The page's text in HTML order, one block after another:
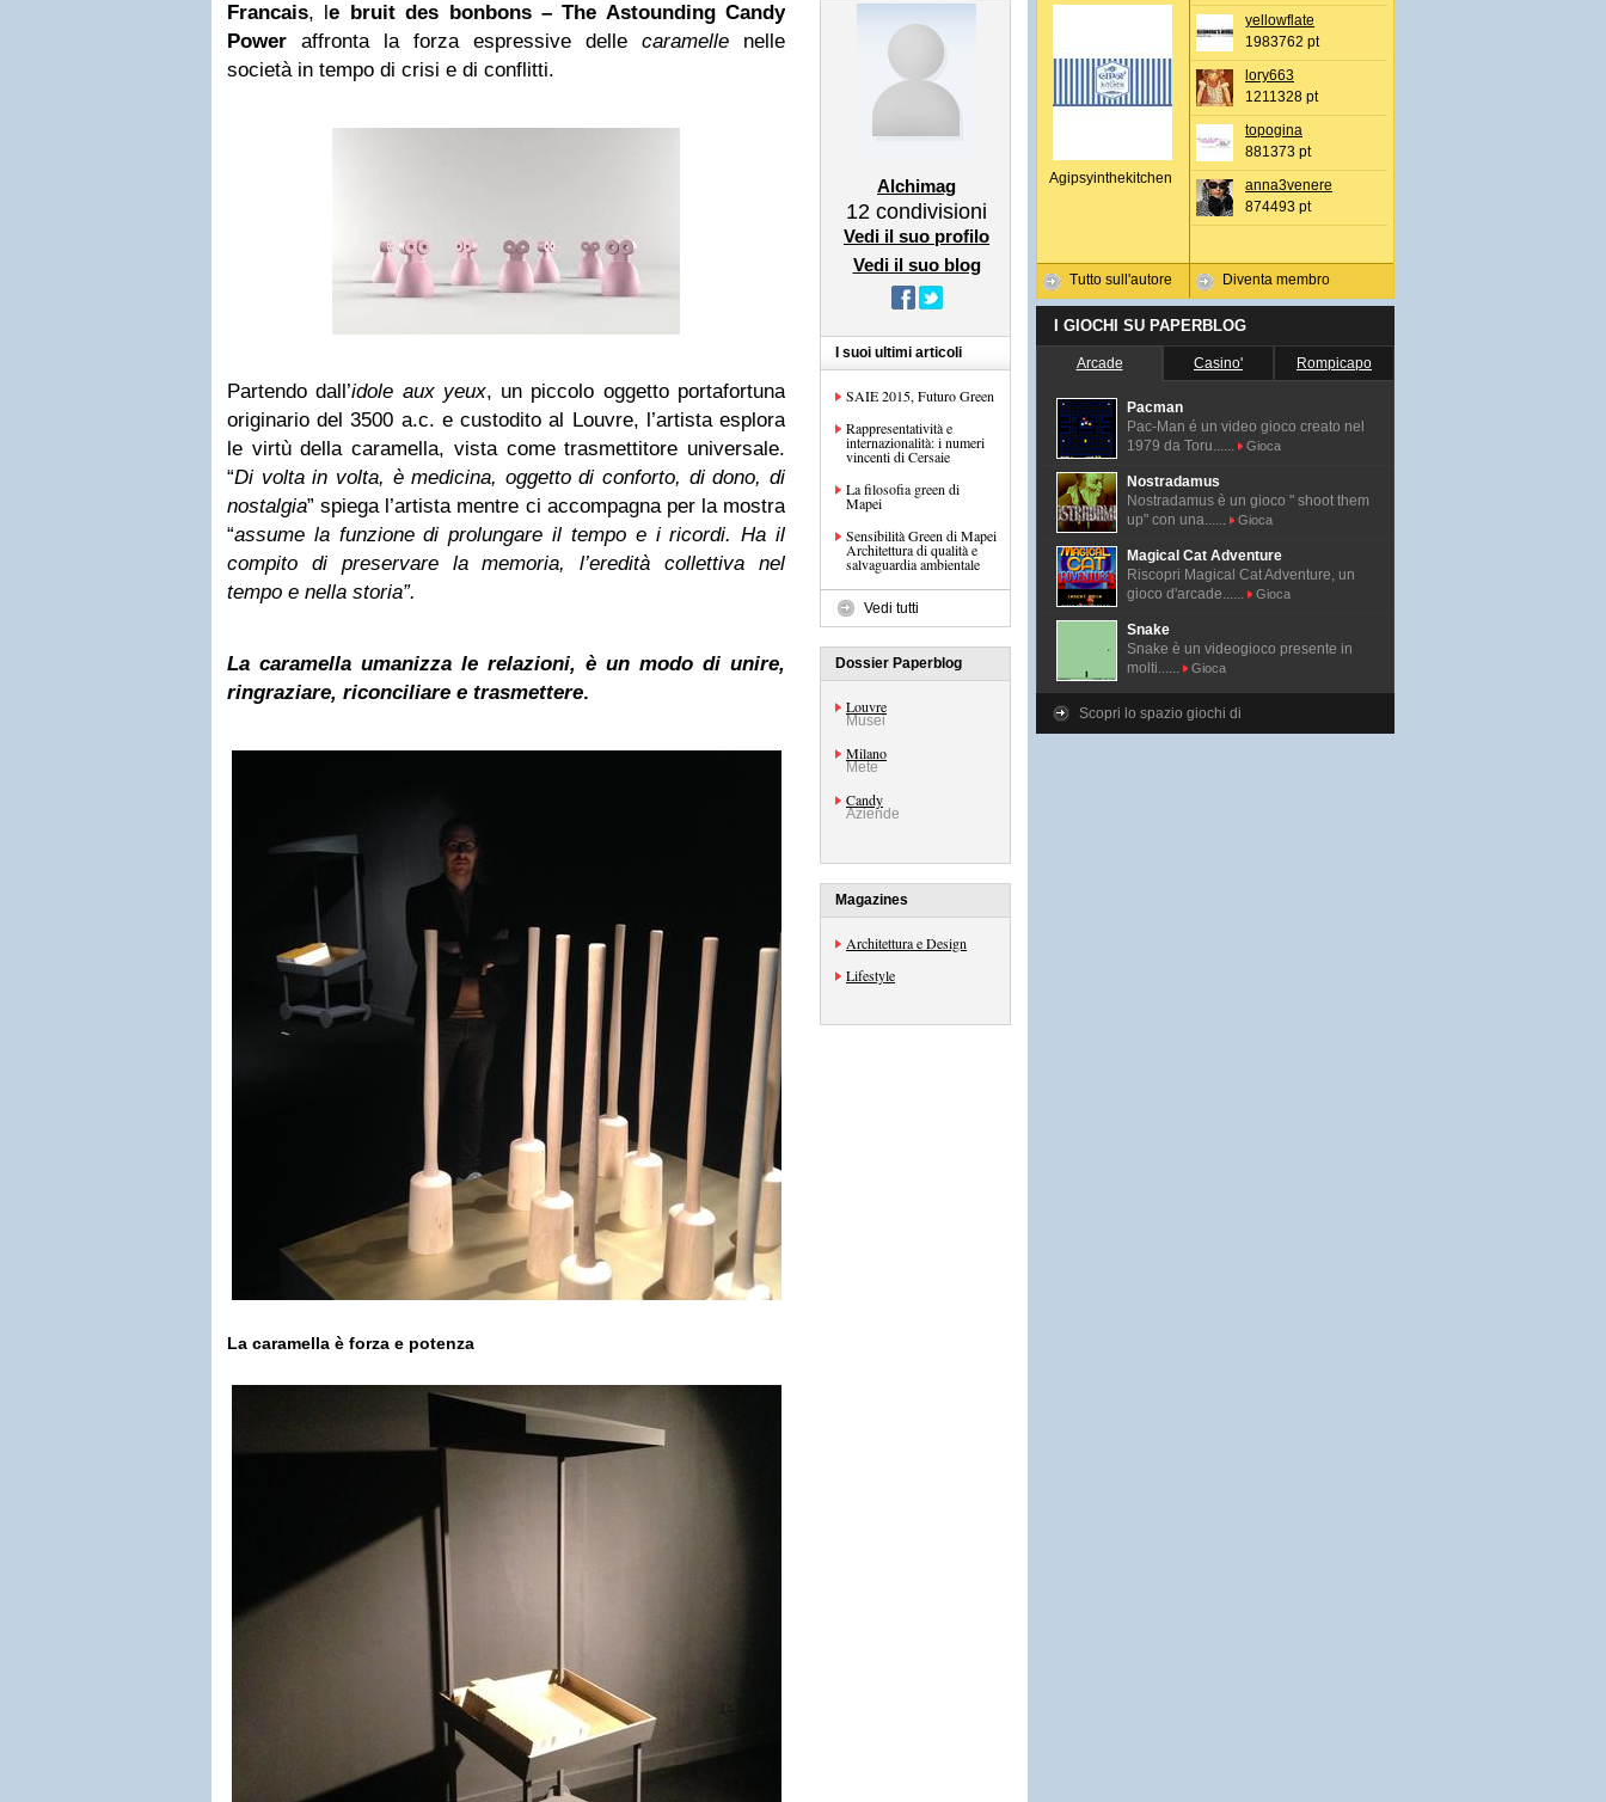
Francais, le bruit des bonbons – The Astounding Candy
Power
affronta la forza espressive delle caramelle nelle
società in tempo di crisi e di conflitti.
Partendo dall’idole aux yeux, un piccolo oggetto portafortuna
originario del 3500 a.c. e custodito al Louvre, l’artista esplora
le virtù della caramella, vista come trasmettitore universale.
“Di volta in volta, è medicina, oggetto di conforto, di dono, di
nostalgia” spiega l’artista mentre ci accompagna per la mostra
“assume la funzione di prolungare il tempo e i ricordi. Ha il
compito di preservare la memoria, l’eredità collettiva nel
tempo e nella storia”.
La caramella umanizza le relazioni, è un modo di unire,
ringraziare, riconciliare e trasmettere.
La caramella è forza e potenza
Alchimag
12 condivisioni
Vedi il suo profilo
Vedi il suo blog
I suoi ultimi articoli
SAIE 2015, Futuro Green
Rappresentatività e
internazionalità: i numeri
vincenti di Cersaie
La filosofia green di
Mapei
Sensibilità Green di Mapei
Architettura di qualità e
salvaguardia ambientale
Vedi tutti
Dossier Paperblog
Louvre
Musei
Milano
Mete
Candy
Aziende
Magazines
Architettura e Design
Lifestyle
Agipsyinthekitchen
Tutto sull'autore
yellowflate
1983762 pt
lory663
1211328 pt
topogina
881373 pt
anna3venere
874493 pt
Diventa membro
I GIOCHI SU PAPERBLOG
Arcade Casino' Rompicapo
Pacman
Pac-Man é un video gioco creato nel
1979 da Toru......
Gioca
Nostradamus
Nostradamus è un gioco " shoot them
up" con una......
Gioca
Magical Cat Adventure
Riscopri Magical Cat Adventure, un
gioco d'arcade......
Gioca
Snake
Snake è un videogioco presente in
molti......
Gioca
Scopri lo spazio giochi di